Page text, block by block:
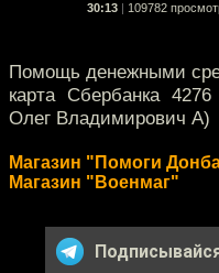
30:13 109782
Помощь денежными
карта Сбербанка
Олег Владимирович А)
Магазин "Помоги
Магазин "Военмаг"